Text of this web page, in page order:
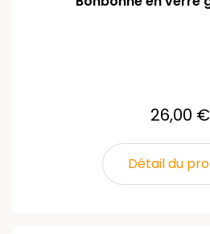
26,00 €
Détail du